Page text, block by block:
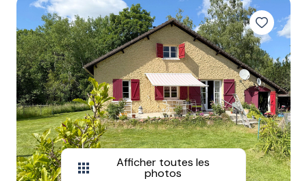
Afficher toutes les
photos